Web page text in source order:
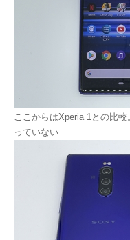
ここからはXperia 1との比
っていない